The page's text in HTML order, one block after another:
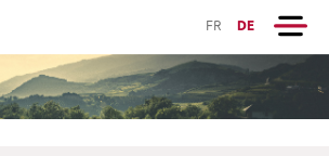
FR DE